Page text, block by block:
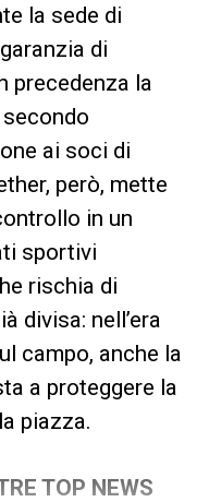
la sede di
di
precedenza la
ai soci di
però, mette
in un
sportivi
rischia di
divisa: nell’era
campo, anche la
a proteggere la
piazza.
TOP NEWS